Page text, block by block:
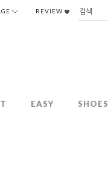
REVIEW
EASY SHOES